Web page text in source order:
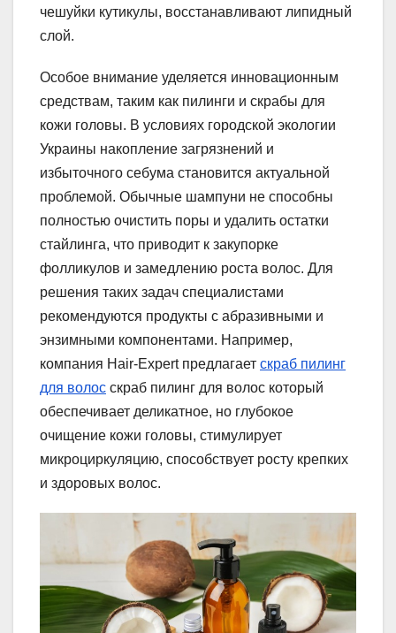
чешуйки кутикулы, восстанавливают липидный
слой.
Особое внимание уделяется инновационным
средствам, таким как пилинги и скрабы для
кожи головы. В условиях городской экологии
Украины накопление загрязнений и
избыточного себума становится актуальной
проблемой. Обычные шампуни не способны
полностью очистить поры и удалить остатки
стайлинга, что приводит к закупорке
фолликулов и замедлению роста волос. Для
решения таких задач специалистами
рекомендуются продукты с абразивными и
энзимными компонентами. Например,
компания Hair-Expert предлагает скраб пилинг
для волос скраб пилинг для волос который
обеспечивает деликатное, но глубокое
очищение кожи головы, стимулирует
микроциркуляцию, способствует росту крепких
и здоровых волос.